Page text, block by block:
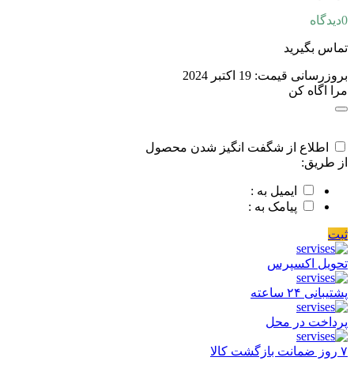
0دیدگاه
تماس بگیرید
بروزرسانی قیمت: 19 اکتبر 2024
مرا اگاه کن
اطلاع از شگفت انگیز شدن محصول
از طریق:
ایمیل به :
پیامک به :
ثبت
تحویل اکسپرس
پشتیبانی ۲۴ ساعته
پرداخت در محل
۷ روز ضمانت بازگشت کالا